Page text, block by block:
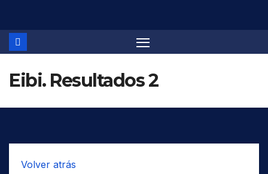
contenido
Eibi. Resultados 2
Volver atrás